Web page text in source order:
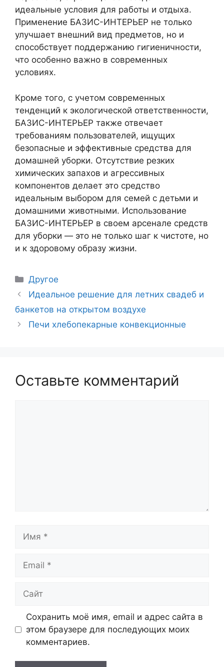
идеальные условия для работы и отдыха.
Применение БАЗИС-ИНТЕРЬЕР не только
улучшает внешний вид предметов, но и
способствует поддержанию гигиеничности,
что особенно важно в современных
условиях.
Кроме того, с учетом современных
тенденций к экологической ответственности,
БАЗИС-ИНТЕРЬЕР также отвечает
требованиям пользователей, ищущих
безопасные и эффективные средства для
домашней уборки. Отсутствие резких
химических запахов и агрессивных
компонентов делает это средство
идеальным выбором для семей с детьми и
домашними животными. Использование
БАЗИС-ИНТЕРЬЕР в своем арсенале средств
для уборки — это не только шаг к чистоте, но
и к здоровому образу жизни.
Рубрики
Другое
Навигация
записи
Идеальное решение для летних свадеб и
банкетов на открытом воздухе
Печи хлебопекарные конвекционные
Оставьте комментарий
Сохранить моё имя, email и адрес сайта в
этом браузере для последующих моих
комментариев.